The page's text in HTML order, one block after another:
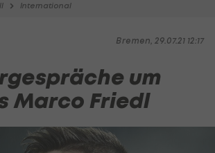
International
Bremen, 29.07.21 12:17
um
Marco Friedl